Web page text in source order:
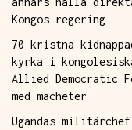
Kongos regering
70 kristna
kyrka i
Allied Democratic
med macheter
Ugandas